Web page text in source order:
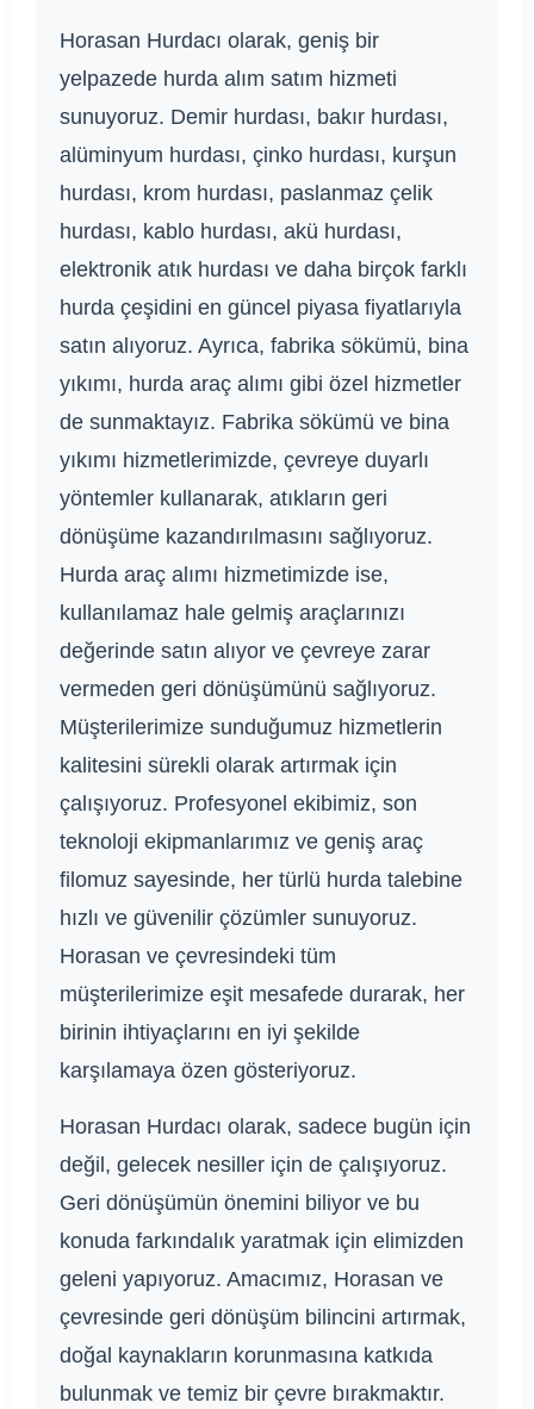
Horasan Hurdacı olarak, geniş bir
yelpazede hurda alım satım hizmeti
sunuyoruz. Demir hurdası, bakır hurdası,
alüminyum hurdası, çinko hurdası, kurşun
hurdası, krom hurdası, paslanmaz çelik
hurdası, kablo hurdası, akü hurdası,
elektronik atık hurdası ve daha birçok farklı
hurda çeşidini en güncel piyasa fiyatlarıyla
satın alıyoruz. Ayrıca, fabrika sökümü, bina
yıkımı, hurda araç alımı gibi özel hizmetler
de sunmaktayız. Fabrika sökümü ve bina
yıkımı hizmetlerimizde, çevreye duyarlı
yöntemler kullanarak, atıkların geri
dönüşüme kazandırılmasını sağlıyoruz.
Hurda araç alımı hizmetimizde ise,
kullanılamaz hale gelmiş araçlarınızı
değerinde satın alıyor ve çevreye zarar
vermeden geri dönüşümünü sağlıyoruz.
Müşterilerimize sunduğumuz hizmetlerin
kalitesini sürekli olarak artırmak için
çalışıyoruz. Profesyonel ekibimiz, son
teknoloji ekipmanlarımız ve geniş araç
filomuz sayesinde, her türlü hurda talebine
hızlı ve güvenilir çözümler sunuyoruz.
Horasan ve çevresindeki tüm
müşterilerimize eşit mesafede durarak, her
birinin ihtiyaçlarını en iyi şekilde
karşılamaya özen gösteriyoruz.
Horasan Hurdacı olarak, sadece bugün için
değil, gelecek nesiller için de çalışıyoruz.
Geri dönüşümün önemini biliyor ve bu
konuda farkındalık yaratmak için elimizden
geleni yapıyoruz. Amacımız, Horasan ve
çevresinde geri dönüşüm bilincini artırmak,
doğal kaynakların korunmasına katkıda
bulunmak ve temiz bir çevre bırakmaktır.